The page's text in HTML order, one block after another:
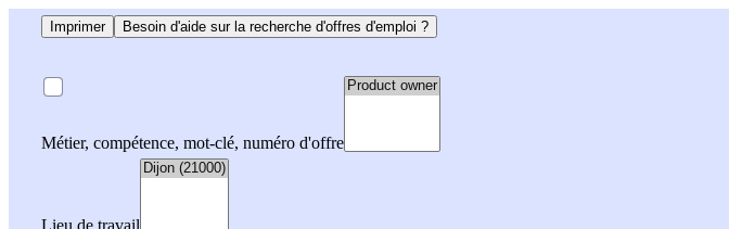
Imprimer Besoin d'aide sur la recherche d'offres d'emploi ?
Métier, compétence, mot-clé, numéro d'offre
Lieu de travail